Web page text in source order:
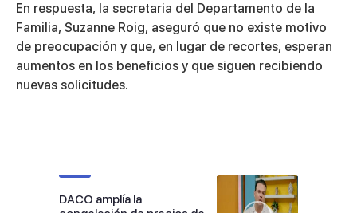
En respuesta, la secretaria del Departamento de la
Familia, Suzanne Roig, aseguró que no existe motivo
de preocupación y que, en lugar de recortes, esperan
aumentos en los beneficios y que siguen recibiendo
nuevas solicitudes.
DACO amplía la